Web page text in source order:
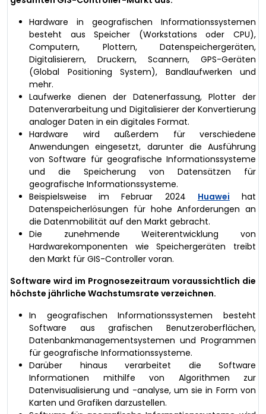
Hardware in geografischen Informationssystemen
besteht aus Speicher (Workstations oder CPU),
Computern, Plottern, Datenspeichergeräten,
Digitalisierern, Druckern, Scannern, GPS-Geräten
(Global Positioning System), Bandlaufwerken und
mehr.
Laufwerke dienen der Datenerfassung, Plotter der
Datenverarbeitung und Digitalisierer der Konvertierung
analoger Daten in ein digitales Format.
Hardware wird außerdem für verschiedene
Anwendungen eingesetzt, darunter die Ausführung
von Software für geografische Informationssysteme
und die Speicherung von Datensätzen für
geografische Informationssysteme.
Beispielsweise im Februar 2024 Huawei hat
Datenspeicherlösungen für hohe Anforderungen an
die Datenmobilität auf den Markt gebracht.
Die zunehmende Weiterentwicklung von
Hardwarekomponenten wie Speichergeräten treibt
den Markt für GIS-Controller voran.
Software wird im Prognosezeitraum voraussichtlich die
höchste jährliche Wachstumsrate verzeichnen.
In geografischen Informationssystemen besteht
Software aus grafischen Benutzeroberflächen,
Datenbankmanagementsystemen und Programmen
für geografische Informationssysteme.
Darüber hinaus verarbeitet die Software
Informationen mithilfe von Algorithmen zur
Datenvisualisierung und -analyse, um sie in Form von
Karten und Grafiken darzustellen.